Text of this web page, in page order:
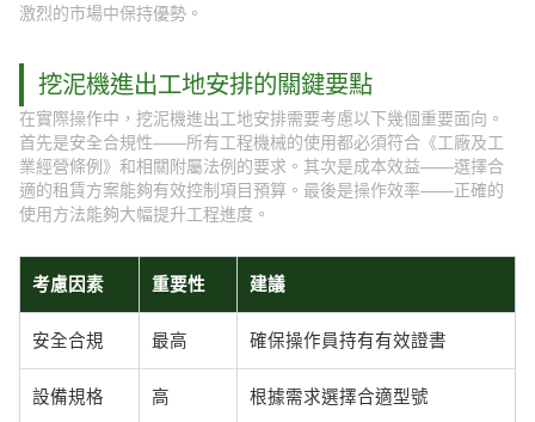
激烈的市場中保持優勢。
挖泥機進出工地安排的關鍵要點
在實際操作中，挖泥機進出工地安排需要考慮以下幾個重要面向。
首先是安全合規性——所有工程機械的使用都必須符合《工廠及工
業經營條例》和相關附屬法例的要求。其次是成本效益——選擇合
適的租賃方案能夠有效控制項目預算。最後是操作效率——正確的
使用方法能夠大幅提升工程進度。
考慮因素 重要性 建議
安全合規 最高 確保操作員持有有效證書
設備規格 高 根據需求選擇合適型號